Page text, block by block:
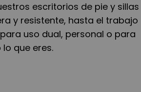
escritorios de pie y sillas
y resistente, hasta el trabajo
uso dual, personal o para
que eres.